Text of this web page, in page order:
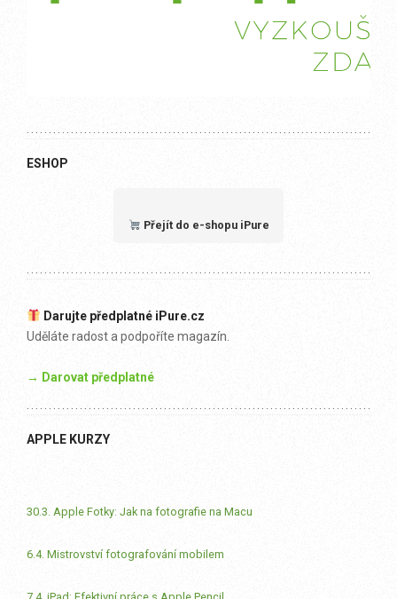
ESHOP
Přejít do e-shopu iPure
Darujte předplatné iPure.cz
Uděláte radost a podpoříte magazín.
→ Darovat předplatné
APPLE KURZY
30.3. Apple Fotky: Jak na fotografie na Macu
6.4. Mistrovství fotografování mobilem